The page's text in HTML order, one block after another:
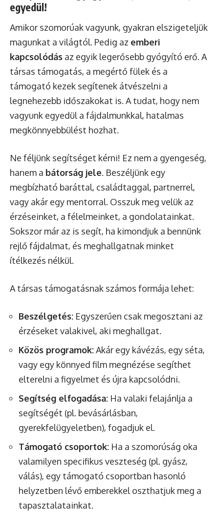
egyedül!
Amikor szomorúak vagyunk, gyakran elszigeteljük
magunkat a világtól. Pedig az emberi
kapcsolódás az egyik legerősebb gyógyító erő. A
társas támogatás, a megértő fülek és a
támogató kezek segítenek átvészelni a
legnehezebb időszakokat is. A tudat, hogy nem
vagyunk egyedül a fájdalmunkkal, hatalmas
megkönnyebbülést hozhat.
Ne féljünk segítséget kérni! Ez nem a gyengeség,
hanem a bátorság jele. Beszéljünk egy
megbízható baráttal, családtaggal, partnerrel,
vagy akár egy mentorral. Osszuk meg velük az
érzéseinket, a félelmeinket, a gondolatainkat.
Sokszor már az is segít, ha kimondjuk a bennünk
rejlő fájdalmat, és meghallgatnak minket
ítélkezés nélkül.
A társas támogatásnak számos formája lehet:
Beszélgetés: Egyszerűen csak megosztani az
érzéseket valakivel, aki meghallgat.
Közös programok:Akár egy kávézás, egy séta,
vagy egy könnyed film megnézése segíthet
elterelni a figyelmet és újra kapcsolódni.
Segítség elfogadása: Ha valaki felajánlja a
segítségét (pl. bevásárlásban,
gyerekfelügyeletben), fogadjuk el.
Támogató csoportok: Ha a szomorúság oka
valamilyen specifikus veszteség (pl. gyász,
válás), egy támogató csoportban hasonló
helyzetben lévő emberekkel oszthatjuk meg a
tapasztalatainkat.